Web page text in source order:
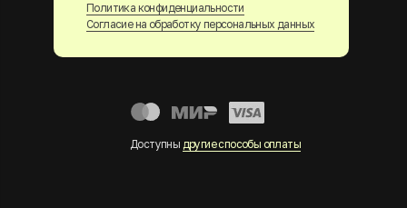
Политика конфиденциальности
Согласие на обработку персональных данных
Доступны другие способы оплаты